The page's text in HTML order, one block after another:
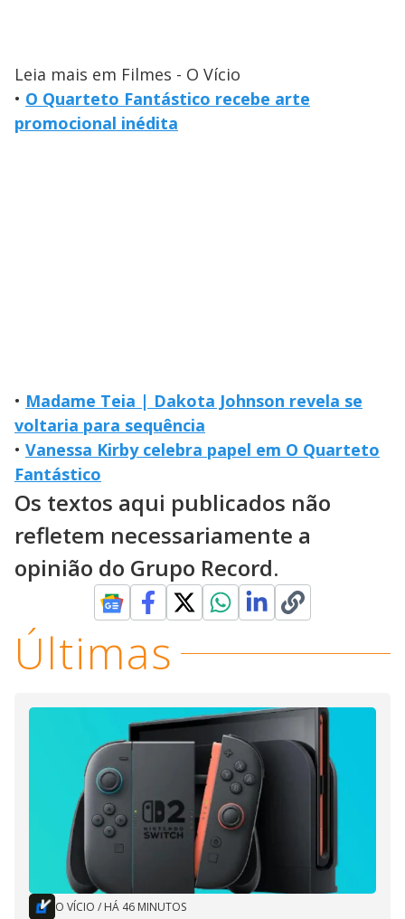
Leia mais em Filmes - O Vício
• O Quarteto Fantástico recebe arte
promocional inédita
• Madame Teia | Dakota Johnson revela se
voltaria para sequência
• Vanessa Kirby celebra papel em O Quarteto
Fantástico
Os textos aqui publicados não
refletem necessariamente a
opinião do Grupo Record.
Últimas
O VÍCIO / HÁ 46 MINUTOS